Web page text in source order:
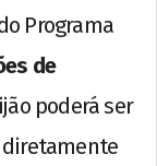
Programa
de
poderá ser